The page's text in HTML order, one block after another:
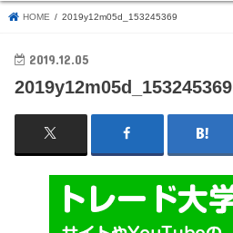
HOME 2019y12m05d_153245369
2019.12.05
2019y12m05d_153245369